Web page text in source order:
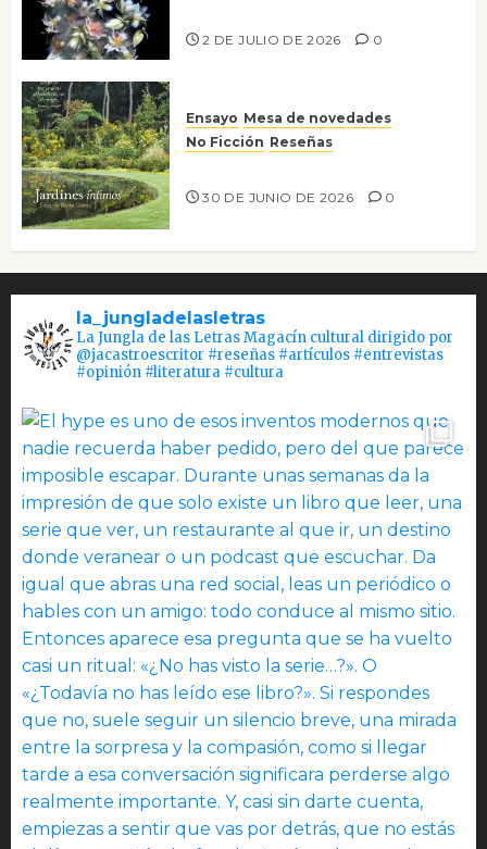
2 DE JULIO DE 2026 0
Ensayo Mesa de novedades
No Ficción Reseñas
30 DE JUNIO DE 2026 0
la_jungladelasletras
La Jungla de las Letras Magacín cultural dirigido por
@jacastroescritor #reseñas #artículos #entrevistas
#opinión #literatura #cultura